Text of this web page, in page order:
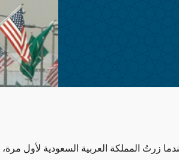
عام 1994، عندما زرتُ المملكة العربية السعودية